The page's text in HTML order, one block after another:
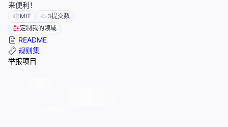
来便利！
MIT 3提交数
定制我的领域
README
规则集
举报项目